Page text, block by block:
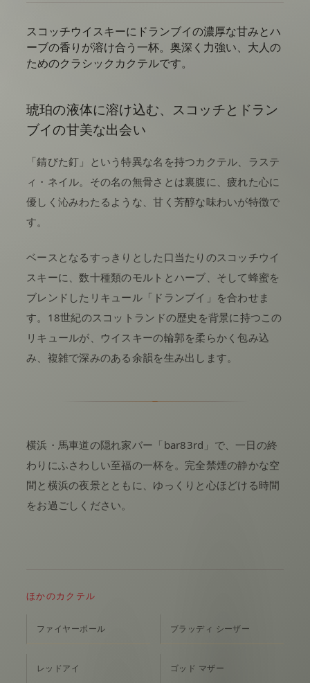
スコッチウイスキーにドランブイの濃厚な甘みとハ
ーブの香りが溶け合う一杯。奥深く力強い、大人の
ためのクラシックカクテルです。
琥珀の液体に溶け込む、スコッチとドラン
ブイの甘美な出会い
「錆びた釘」という特異な名を持つカクテル、ラステ
ィ・ネイル。その名の無骨さとは裏腹に、疲れた心に
優しく沁みわたるような、甘く芳醇な味わいが特徴で
す。
ベースとなるすっきりとした口当たりのスコッチウイ
スキーに、数十種類のモルトとハーブ、そして蜂蜜を
ブレンドしたリキュール「ドランブイ」を合わせま
す。18世紀のスコットランドの歴史を背景に持つこの
リキュールが、ウイスキーの輪郭を柔らかく包み込
み、複雑で深みのある余韻を生み出します。
横浜・馬車道の隠れ家バー「bar83rd」で、一日の終
わりにふさわしい至福の一杯を。完全禁煙の静かな空
間と横浜の夜景とともに、ゆっくりと心ほどける時間
をお過ごしください。
ほかのカクテル
ファイヤーボール ブラッディ シーザー
レッドアイ ゴッド マザー